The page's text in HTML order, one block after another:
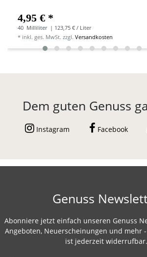
4,95 € *
40 Milliliter | 123,75 € / Liter
* inkl. ges. MwSt. zzgl.Versandkosten
Dem guten Genuss
Instagram Facebook
Genuss
Abonniere jetzt einfach unseren Genuss
Angeboten, Neuerscheinungen und mehr
ist jederzeit widerrufbar.